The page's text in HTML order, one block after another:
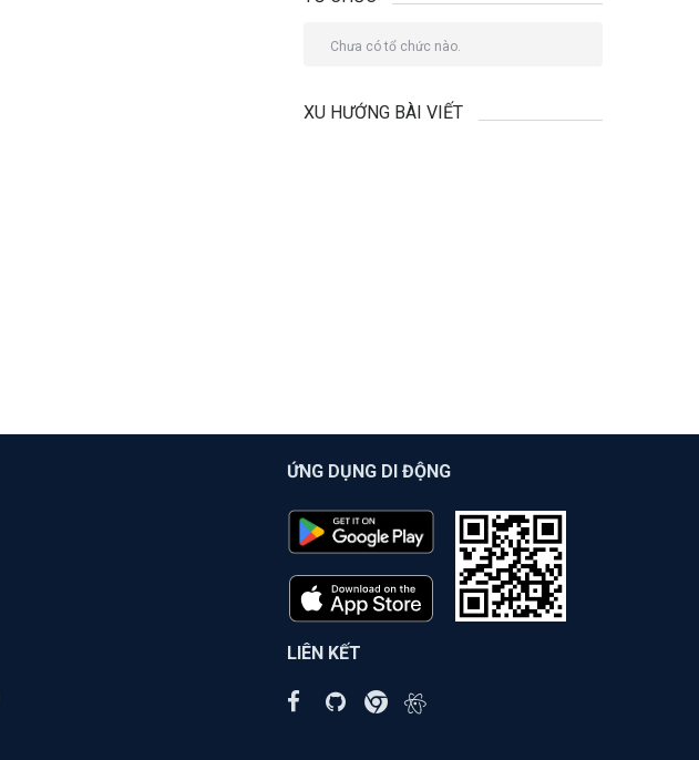
Chưa có tổ chức nào.
XU HƯỚNG BÀI VIẾT
ỨNG DỤNG DI ĐỘNG
LIÊN KẾT